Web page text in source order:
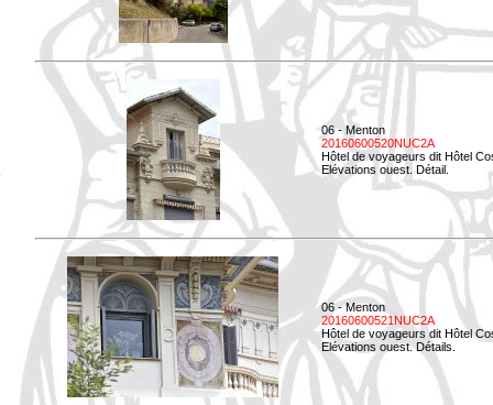
06 - Menton
20160600520NUC2A
Hôtel de voyageurs dit Hôtel
Elévations ouest. Détail.
06 - Menton
20160600521NUC2A
Hôtel de voyageurs dit Hôtel
Elévations ouest. Détails.